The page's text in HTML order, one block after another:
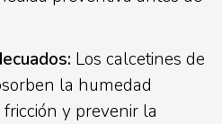
Los calcetines de
la humedad
y prevenir la